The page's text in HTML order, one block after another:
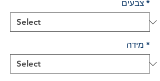
צבעים *
מידה *